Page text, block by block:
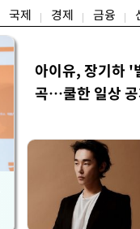
국제 경제 금융
아이유, 장기하 '
곡…쿨한 일상